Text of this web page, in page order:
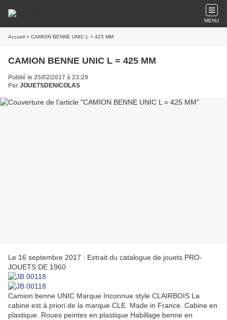
MENU
Accueil » CAMION BENNE UNIC L = 425 MM
CAMION BENNE UNIC L = 425 MM
Publié le 25/02/2017 à 23:29
Par JOUETSDENICOLAS
Le 16 septembre 2017 : Extrait du catalogue de jouets PRO-
JOUETS DE 1960
Camion benne UNIC Marque Inconnue style CLAIRBOIS La
cabine est à priori de la marque CLE Made in France. Cabine en
plastique. Roues peintes en plastique Habillage benne en